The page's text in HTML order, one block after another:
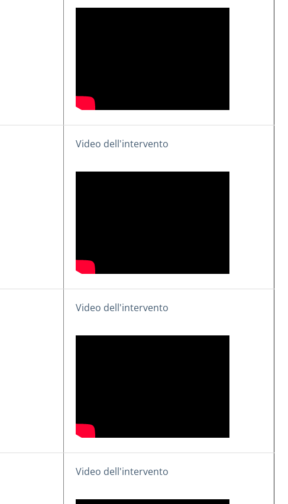
Video dell'intervento
Video dell'intervento
Video dell'intervento